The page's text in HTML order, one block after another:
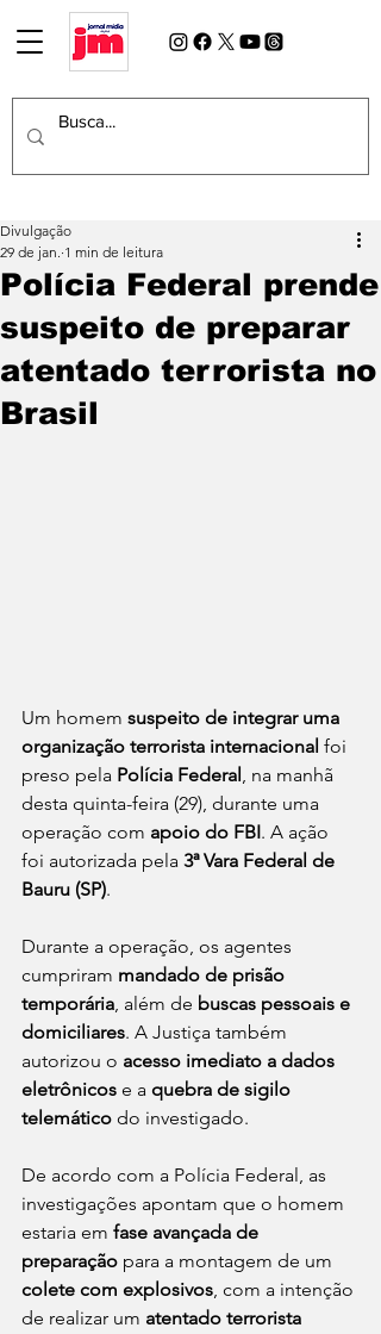
Polícia Federal prende
suspeito de preparar
atentado terrorista no
Brasil
Divulgação
29 de jan. 1 min de leitura
Um homem suspeito de integrar uma
organização terrorista internacional foi
preso pela Polícia Federal , na manhã
desta quinta-feira (29), durante uma
operação com apoio do FBI. A ação
foi autorizada pela 3ª Vara Federal de
Bauru (SP).
Durante a operação, os agentes
cumpriram mandado de prisão
temporária, além de buscas pessoais e
domiciliares. A Justiça também
autorizou o acesso imediato a dados
eletrônicos e a quebra de sigilo
telemático do investigado.
De acordo com a Polícia Federal, as
investigações apontam que o homem
estaria em fase avançada de
preparação para a montagem de um
colete com explosivos, com a intenção
de realizar um atentado terrorista